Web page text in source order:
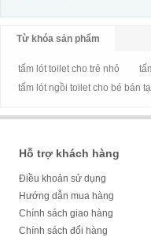
Từ khóa sản phẩm
tấm lót toilet cho trẻ nhỏ
tấm lót ngồi toilet cho bé bán
Hỗ trợ khách hàng
Điều khoản sử dụng
Hướng dẫn mua hàng
Chính sách giao hàng
Chính sách đổi hàng